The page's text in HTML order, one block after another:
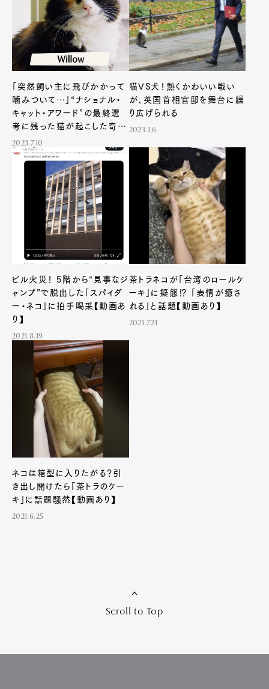
Art&DesignWatch
Fashion
GourmetCars
Product CultureLifestyle
Pen Membership
Magazine
Official Columnist
About
Contact
Pen international
「突然飼い主に飛びかかって
噛みついて…」“ナショナル・
キャット・アワード”の最終選
考に残った猫が起こした奇跡
とは？
2023.7.10
猫VS犬！熱くかわいい戦い
が、英国首相官邸を舞台に繰
り広げられる
2023.1.6
ビル火災！ 5階から“見事なジ
ャンプ”で脱出した「スパイダ
ー・ネコ」に拍手喝采【動画あ
り】
2021.8.19
茶トラネコが「台湾のロールケ
ーキ」に擬態⁉ 「表情が癒さ
れる」と話題【動画あり】
2021.7.21
ネコは箱型に入りたがる？引
き出し開けたら「茶トラのケー
キ」に話題騒然【動画あり】
2021.6.25
Scroll to Top